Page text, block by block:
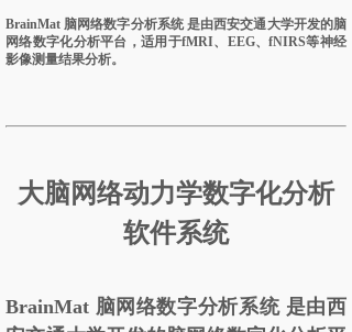
BrainMat 脑网络数字分析系统 是由西安交通大学开发的脑
网络数字化分析平台，适用于fMRI、 EEG、fNIRS等神经
影像测量结果分析。
大脑网络动力学数字化分析
软件系统
BrainMat 脑网络数字分析系统 是由西